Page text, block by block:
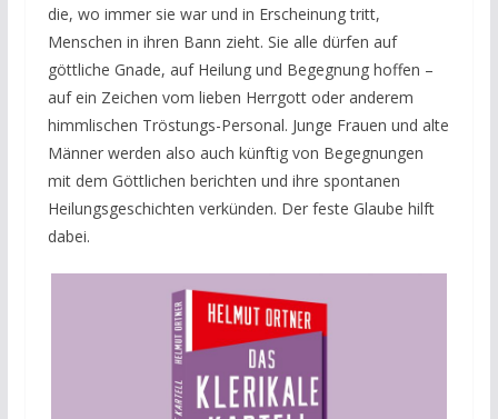
die, wo immer sie war und in Erscheinung tritt,
Menschen in ihren Bann zieht. Sie alle dürfen auf
göttliche Gnade, auf Heilung und Begegnung hoffen –
auf ein Zeichen vom lieben Herrgott oder anderem
himmlischen Tröstungs-Personal. Junge Frauen und alte
Männer werden also auch künftig von Begegnungen
mit dem Göttlichen berichten und ihre spontanen
Heilungsgeschichten verkünden. Der feste Glaube hilft
dabei.